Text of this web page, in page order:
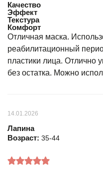
Качество
Эффект
Текстура
Комфорт
Отличная маска.
реабилитационный
пластики лица. Отлично
без остатка. Можно
14.01.2026
Лапина
Возраст: 35-44